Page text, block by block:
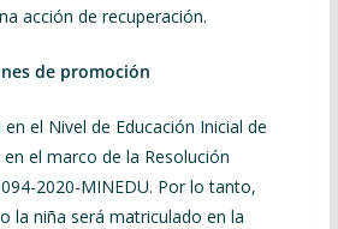
acción de recuperación.
de promoción
el Nivel de Educación Inicial de
el marco de la Resolución
2020-MINEDU. Por lo tanto,
la niña será matriculado en la